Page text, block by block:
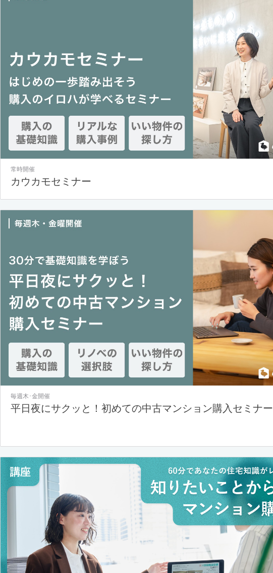
常時開催
カウカモセミナー
毎週木･金開催
平日夜にサクッと！初めての中古マンション購入セミナー